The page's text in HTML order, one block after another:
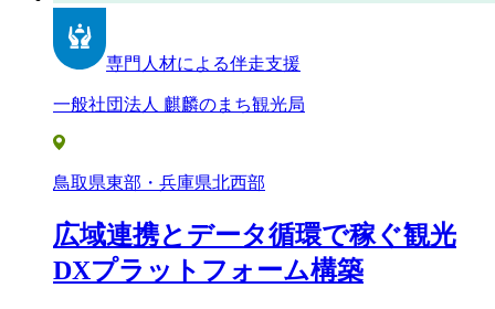
専門人材による伴走支援
一般社団法人 麒麟のまち観光局
鳥取県東部・兵庫県北西部
広域連携とデータ循環で稼ぐ観光
DXプラットフォーム構築